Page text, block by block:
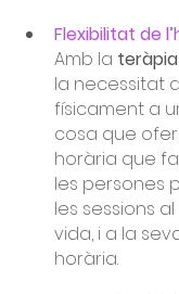
Flexibilitat de
Amb la
la necessitat
físicament a
cosa que
horària que
les persones
les sessions
vida, i a la
horària.